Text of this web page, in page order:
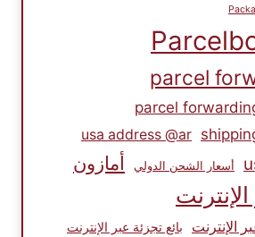
parcel
parcel
usa address @ar
أسعار الشحن الدولي أمازون
الإنترنت بائع تجزئة عبر الإنترنت